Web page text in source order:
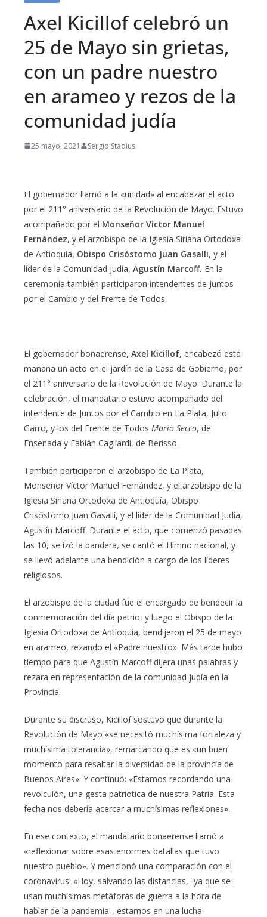
Axel Kicillof celebró un
25 de Mayo sin grietas,
con un padre nuestro
en arameo y rezos de la
comunidad judía
25 mayo, 2021 Sergio Stadius
El gobernador llamó a la «unidad» al encabezar el acto
por el 211° aniversario de la Revolución de Mayo. Estuvo
acompañado por el Monseñor Víctor Manuel
Fernández, y el arzobispo de la Iglesia Siriana Ortodoxa
de Antioquía, Obispo Crisóstomo Juan Gasalli, y el
líder de la Comunidad Judía, Agustín Marcoff. En la
ceremonia también participaron intendentes de Juntos
por el Cambio y del Frente de Todos.
El gobernador bonaerense, Axel Kicillof, encabezó esta
mañana un acto en el jardín de la Casa de Gobierno, por
el 211° aniversario de la Revolución de Mayo. Durante la
celebración, el mandatario estuvo acompañado del
intendente de Juntos por el Cambio en La Plata, Julio
Garro, y los del Frente de Todos Mario Secco, de
Ensenada y Fabián Cagliardi, de Berisso.
También participaron el arzobispo de La Plata,
Monseñor Víctor Manuel Fernández, y el arzobispo de la
Iglesia Siriana Ortodoxa de Antioquía, Obispo
Crisóstomo Juan Gasalli, y el líder de la Comunidad Judía,
Agustín Marcoff. Durante el acto, que comenzó pasadas
las 10, se izó la bandera, se cantó el Himno nacional, y
se llevó adelante una bendición a cargo de los líderes
religiosos.
El arzobispo de la ciudad fue el encargado de bendecir la
conmemoración del día patrio, y luego el Obispo de la
Iglesia Ortodoxa de Antioquia, bendijeron el 25 de mayo
en arameo, rezando el «Padre nuestro». Más tarde hubo
tiempo para que Agustín Marcoff dijera unas palabras y
rezara en representación de la comunidad judía en la
Provincia.
Durante su discruso, Kicillof sostuvo que durante la
Revolución de Mayo «se necesitó muchísima fortaleza y
muchísima tolerancia», remarcando que es «un buen
momento para resaltar la diversidad de la provincia de
Buenos Aires». Y continuó: «Estamos recordando una
revolcuión, una gesta patriotica de nuestra Patria. Esta
fecha nos debería acercar a muchísimas reflexiones».
En ese contexto, el mandatario bonaerense llamó a
«reflexionar sobre esas enormes batallas que tuvo
nuestro pueblo». Y mencionó una comparación con el
coronavirus: «Hoy, salvando las distancias, -ya que se
usan muchísimas metáforas de guerra a la hora de
hablar de la pandemia-, estamos en una lucha